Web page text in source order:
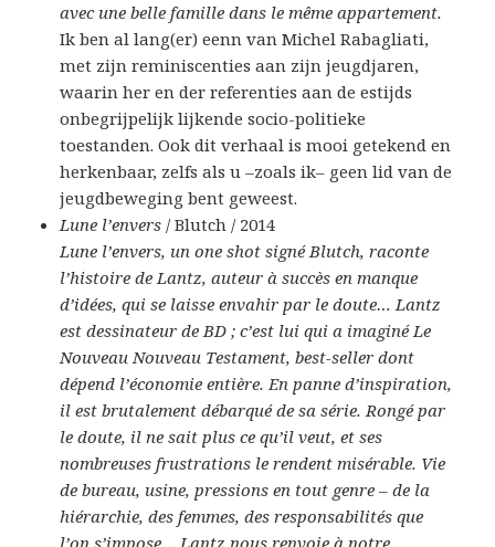
avec une belle famille dans le même appartement.
Ik ben al lang(er) eenn van Michel Rabagliati,
met zijn reminiscenties aan zijn jeugdjaren,
waarin her en der referenties aan de estijds
onbegrijpelijk lijkende socio-politieke
toestanden. Ook dit verhaal is mooi getekend en
herkenbaar, zelfs als u –zoals ik– geen lid van de
jeugdbeweging bent geweest.
Lune l’envers / Blutch / 2014
Lune l’envers, un one shot signé Blutch, raconte
l’histoire de Lantz, auteur à succès en manque
d’idées, qui se laisse envahir par le doute… Lantz
est dessinateur de BD ; c’est lui qui a imaginé Le
Nouveau Nouveau Testament, best-seller dont
dépend l’économie entière. En panne d’inspiration,
il est brutalement débarqué de sa série. Rongé par
le doute, il ne sait plus ce qu’il veut, et ses
nombreuses frustrations le rendent misérable. Vie
de bureau, usine, pressions en tout genre – de la
hiérarchie, des femmes, des responsabilités que